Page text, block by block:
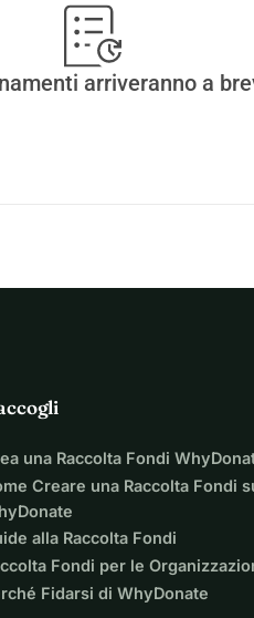
arriveranno a
una Raccolta Fondi
Creare una Raccolta Fondi
alla Raccolta Fondi
Fondi per le
Fidarsi di WhyDonate